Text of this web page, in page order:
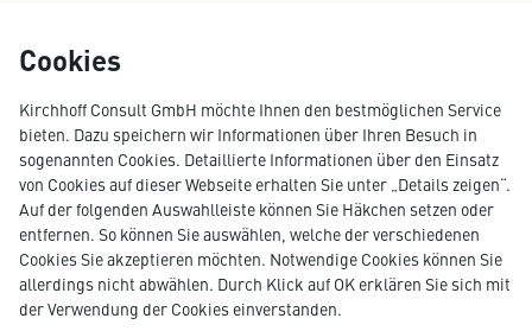
Cookies
Kirchhoff Consult GmbH möchte Ihnen den bestmöglichen Service
bieten. Dazu speichern wir Informationen über Ihren Besuch in
sogenannten Cookies. Detaillierte Informationen über den Einsatz
von Cookies auf dieser Webseite erhalten Sie unter „Details zeigen“.
Auf der folgenden Auswahlleiste können Sie Häkchen setzen oder
entfernen. So können Sie auswählen, welche der verschiedenen
Cookies Sie akzeptieren möchten. Notwendige Cookies können Sie
allerdings nicht abwählen. Durch Klick auf OK erklären Sie sich mit
der Verwendung der Cookies einverstanden.